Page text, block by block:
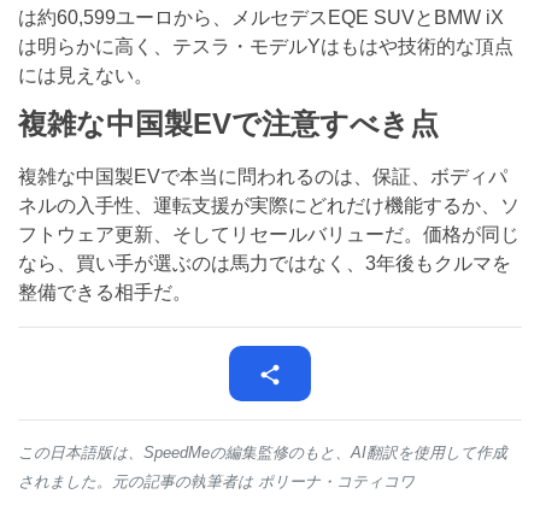
は約60,599ユーロから、メルセデスEQE SUVとBMW iX
は明らかに高く、テスラ・モデルYはもはや技術的な頂点
には見えない。
複雑な中国製EVで注意すべき点
複雑な中国製EVで本当に問われるのは、保証、ボディパ
ネルの入手性、運転支援が実際にどれだけ機能するか、ソ
フトウェア更新、そしてリセールバリューだ。価格が同じ
なら、買い手が選ぶのは馬力ではなく、3年後もクルマを
整備できる相手だ。
この日本語版は、SpeedMeの編集監修のもと、AI翻訳を使用して作成
されました。元の記事の執筆者は ポリーナ・コティコワ